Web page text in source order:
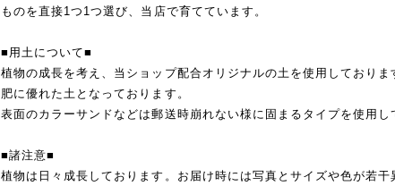
ものを直接1つ1つ選び、当店で育てています。
■用土について■
植物の成長を考え、当ショップ配合オリジナルの土を使用しておりま
肥に優れた土となっております。
表面のカラーサンドなどは郵送時崩れない様に固まるタイプを使用し
■諸注意■
植物は日々成長しております。お届け時には写真とサイズや色が若干